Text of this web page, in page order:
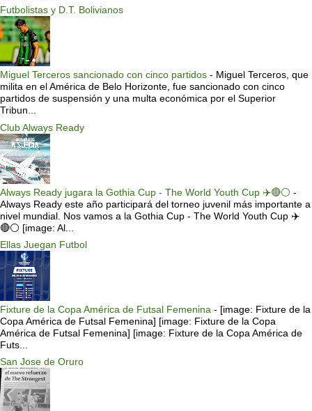
Futbolistas y D.T. Bolivianos
Miguel Terceros sancionado con cinco partidos - Miguel Terceros, que
milita en el América de Belo Horizonte, fue sancionado con cinco
partidos de suspensión y una multa económica por el Superior
Tribun...
Club Always Ready
Always Ready jugara la Gothia Cup - The World Youth Cup ✈️🔴⚪️ -
Always Ready este año participará del torneo juvenil más importante a
nivel mundial. Nos vamos a la Gothia Cup - The World Youth Cup ✈️
🔴⚪️ [image: Al...
Ellas Juegan Futbol
Fixture de la Copa América de Futsal Femenina - [image: Fixture de la
Copa América de Futsal Femenina] [image: Fixture de la Copa
América de Futsal Femenina] [image: Fixture de la Copa América de
Futs...
San Jose de Oruro